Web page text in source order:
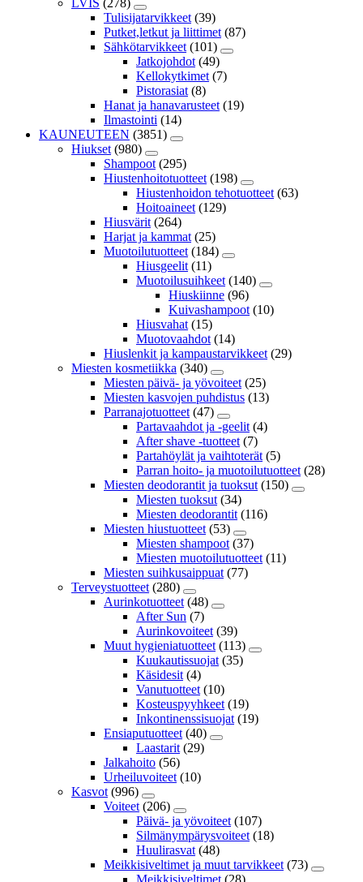
LVIS (278)
Tulisijatarvikkeet (39)
Putket,letkut ja liittimet (87)
Sähkötarvikkeet (101)
Jatkojohdot (49)
Kellokytkimet (7)
Pistorasiat (8)
Hanat ja hanavarusteet (19)
Ilmastointi (14)
KAUNEUTEEN (3851)
Hiukset (980)
Shampoot (295)
Hiustenhoitotuotteet (198)
Hiustenhoidon tehotuotteet (63)
Hoitoaineet (129)
Hiusvärit (264)
Harjat ja kammat (25)
Muotoilutuotteet (184)
Hiusgeelit (11)
Muotoilusuihkeet (140)
Hiuskiinne (96)
Kuivashampoot (10)
Hiusvahat (15)
Muotovaahdot (14)
Hiuslenkit ja kampaustarvikkeet (29)
Miesten kosmetiikka (340)
Miesten päivä- ja yövoiteet (25)
Miesten kasvojen puhdistus (13)
Parranajotuotteet (47)
Partavaahdot ja -geelit (4)
After shave -tuotteet (7)
Partahöylät ja vaihtoterät (5)
Parran hoito- ja muotoilutuotteet (28)
Miesten deodorantit ja tuoksut (150)
Miesten tuoksut (34)
Miesten deodorantit (116)
Miesten hiustuotteet (53)
Miesten shampoot (37)
Miesten muotoilutuotteet (11)
Miesten suihkusaippuat (77)
Terveystuotteet (280)
Aurinkotuotteet (48)
After Sun (7)
Aurinkovoiteet (39)
Muut hygieniatuotteet (113)
Kuukautissuojat (35)
Käsidesit (4)
Vanutuotteet (10)
Kosteuspyyhkeet (19)
Inkontinenssisuojat (19)
Ensiaputuotteet (40)
Laastarit (29)
Jalkahoito (56)
Urheiluvoiteet (10)
Kasvot (996)
Voiteet (206)
Päivä- ja yövoiteet (107)
Silmänympärysvoiteet (18)
Huulirasvat (48)
Meikkisiveltimet ja muut tarvikkeet (73)